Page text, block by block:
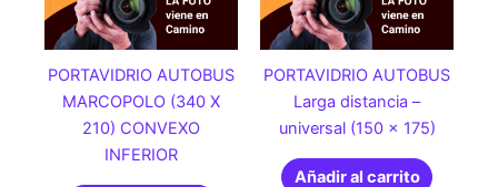
PORTAVIDRIO AUTOBUS
MARCOPOLO (340 X
210) CONVEXO
INFERIOR
PORTAVIDRIO AUTOBUS
Larga distancia –
universal (150 x 175)
Añadir al carrito